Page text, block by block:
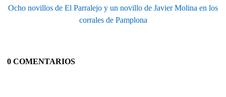
Ocho novillos de El Parralejo y un novillo de Javier Molina en los
corrales de Pamplona
0 COMENTARIOS